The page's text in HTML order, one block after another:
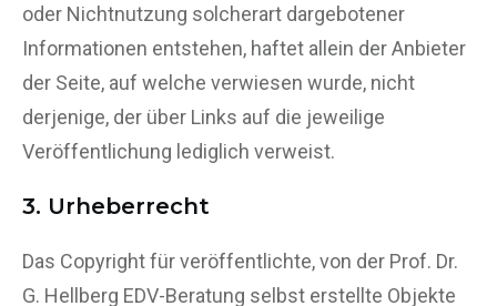
oder Nichtnutzung solcherart dargebotener
Informationen entstehen, haftet allein der Anbieter
der Seite, auf welche verwiesen wurde, nicht
derjenige, der über Links auf die jeweilige
Veröffentlichung lediglich verweist.
3. Urheberrecht
Das Copyright für veröffentlichte, von der Prof. Dr.
G. Hellberg EDV-Beratung selbst erstellte Objekte